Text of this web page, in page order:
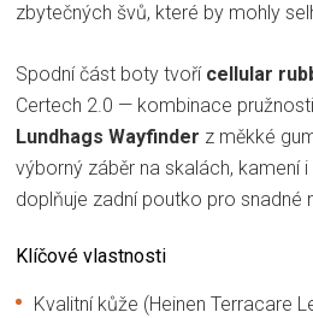
zbytečných švů, které by mohly
Spodní část boty tvoří cellular
Certech 2.0 — kombinace
Lundhags Wayfinder z měkké
výborný záběr na skalách, kamení
doplňuje zadní poutko pro snadné
Klíčové vlastnosti
Kvalitní kůže (Heinen Terracare